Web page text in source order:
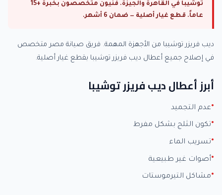
توشيبا في القاهرة والجيزة. فنيون متخصصون بخبرة +15
عاماً. قطع غيار أصلية — ضمان 6 أشهر.
ديب فريزر توشيبا من الأجهزة المهمة. فريق صيانة مصر متخصص
في إصلاح جميع أعطال ديب فريزر توشيبا بقطع غيار أصلية.
أبرز أعطال ديب فريزر توشيبا
عدم التجميد
تكون الثلج بشكل مفرط
تسريب الماء
أصوات غير طبيعية
مشاكل التيرموستات